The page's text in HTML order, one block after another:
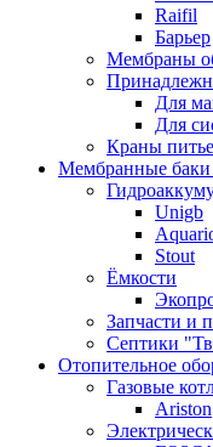
Raifil
Барьер
Мембраны
Для
Для
Краны
Мембранные баки
Unigb
Stout
Ёмкости
Запчасти и
Септики
Отопительное
Газовые
Ariston